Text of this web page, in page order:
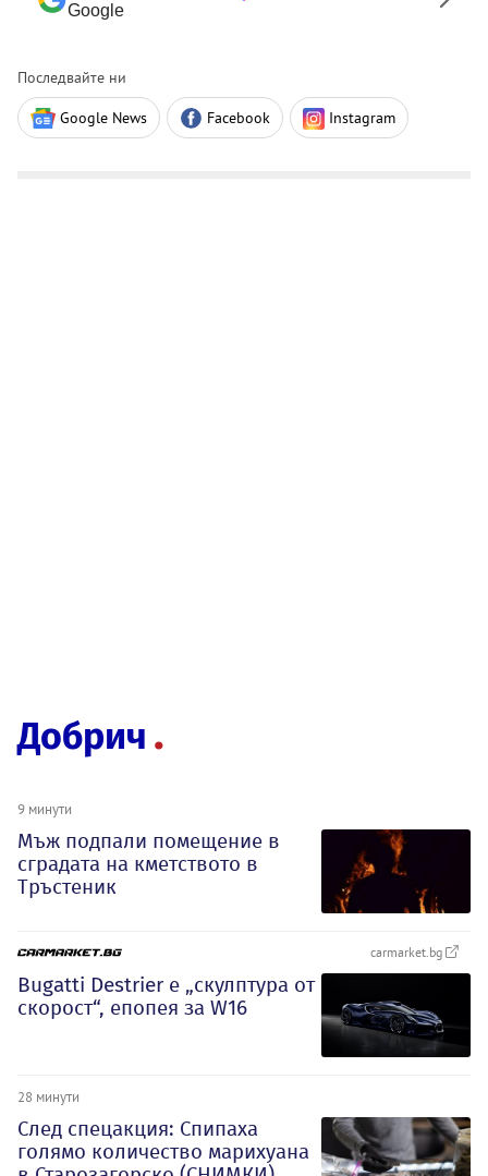
Google
Последвайте ни
Google News Facebook Instagram
Добрич
9 минути
Мъж подпали помещение в
сградата на кметството в
Тръстеник
carmarket.bg
Bugatti Destrier е „скулптура от
скорост“, епопея за W16
28 минути
След спецакция: Спипаха
голямо количество марихуана